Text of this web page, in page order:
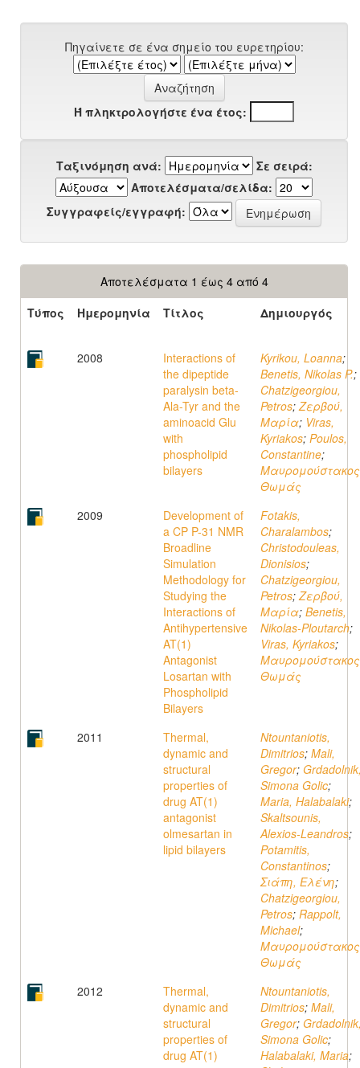
Πηγαίνετε σε ένα σημείο του ευρετηρίου:
Ή πληκτρολογήστε ένα έτος:
Ταξινόμηση ανά:
Σε σειρά:
Αποτελέσματα/σελίδα:
Συγγραφείς/εγγραφή:
Αποτελέσματα 1 έως 4 από 4
Τύπος
Ημερομηνία Τίτλος Δημιουργός
2008
Interactions of
the dipeptide
paralysin beta-
Ala-Tyr and the
aminoacid Glu
with
phospholipid
bilayers
Kyrikou, Loanna;
Benetis, Nikolas P.;
Chatzigeorgiou,
Petros;Ζερβού,
Μαρία; Viras,
Kyriakos; Poulos,
Constantine;
Θωμάς
2009
Development of
a CP P-31 NMR
Broadline
Simulation
Methodology for
Studying the
Interactions of
Antihypertensive
AT(1)
Antagonist
Losartan with
Phospholipid
Bilayers
Fotakis,
Charalambos;
Christodouleas,
Dionisios;
Chatzigeorgiou,
Petros;Ζερβού,
Μαρία; Benetis,
Nikolas-Ploutarch;
Viras, Kyriakos;
Θωμάς
2011
Thermal,
dynamic and
structural
properties of
drug AT(1)
antagonist
olmesartan in
lipid bilayers
Ntountaniotis,
Dimitrios; Mali,
Gregor;
Simona Golic;
Maria, Halabalaki;
Skaltsounis,
Alexios-Leandros;
Potamitis,
Constantinos;
Σιάπη, Ελένη;
Chatzigeorgiou,
Petros; Rappolt,
Michael;
Θωμάς
2012
Thermal,
dynamic and
structural
properties of
drug AT(1)
Ntountaniotis,
Dimitrios; Mali,
Gregor;
Simona Golic;
Halabalaki, Maria;